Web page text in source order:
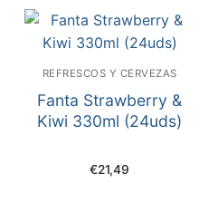
REFRESCOS Y CERVEZAS
Fanta Strawberry &
Kiwi 330ml (24uds)
€21,49